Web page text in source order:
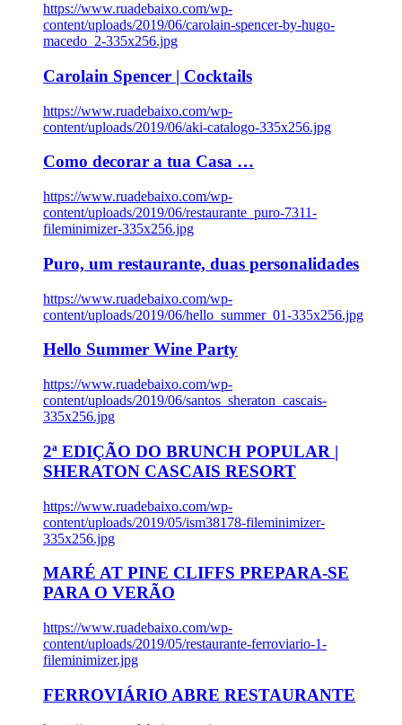
https://www.ruadebaixo.com/wp-
content/uploads/2019/06/carolain-spencer-by-hugo-
macedo_2-335x256.jpg
Carolain Spencer | Cocktails
https://www.ruadebaixo.com/wp-
content/uploads/2019/06/aki-catalogo-335x256.jpg
Como decorar a tua Casa …
https://www.ruadebaixo.com/wp-
content/uploads/2019/06/restaurante_puro-7311-
fileminimizer-335x256.jpg
Puro, um restaurante, duas personalidades
https://www.ruadebaixo.com/wp-
content/uploads/2019/06/hello_summer_01-335x256.jpg
Hello Summer Wine Party
https://www.ruadebaixo.com/wp-
content/uploads/2019/06/santos_sheraton_cascais-
335x256.jpg
2ª EDIÇÃO DO BRUNCH POPULAR |
SHERATON CASCAIS RESORT
https://www.ruadebaixo.com/wp-
content/uploads/2019/05/ism38178-fileminimizer-
335x256.jpg
MARÉ AT PINE CLIFFS PREPARA-SE
PARA O VERÃO
https://www.ruadebaixo.com/wp-
content/uploads/2019/05/restaurante-ferroviario-1-
fileminimizer.jpg
FERROVIÁRIO ABRE RESTAURANTE